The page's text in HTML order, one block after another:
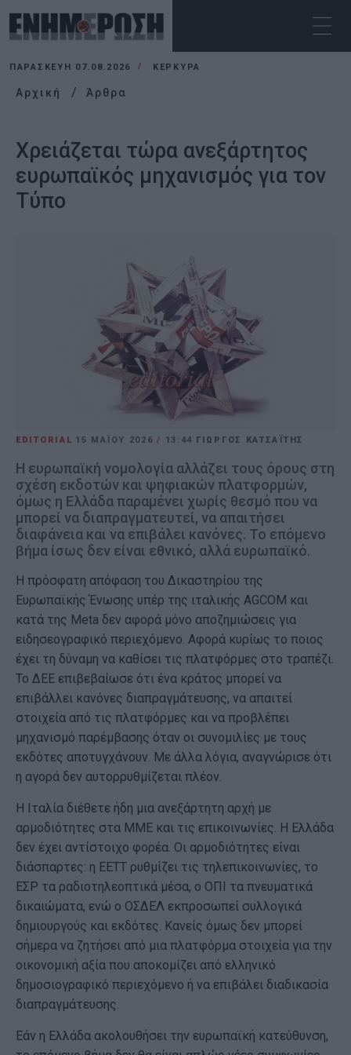
ΠΑΡΑΣΚΕΥΉ 07.08.2026 ΚΕΡΚΥΡΑ
Αρχική Άρθρα
Χρειάζεται τώρα ανεξάρτητος
ευρωπαϊκός μηχανισμός για τον
Τύπο
EDITORIAL 15 ΜΑΪ́ΟΥ 2026/ 13:44 ΓΙΩΡΓΟΣ ΚΑΤΣΑΪΤΗΣ
Η ευρωπαϊκή νομολογία αλλάζει τους όρους στη
σχέση εκδοτών και ψηφιακών πλατφορμών,
όμως η Ελλάδα παραμένει χωρίς θεσμό που να
μπορεί να διαπραγματευτεί, να απαιτήσει
διαφάνεια και να επιβάλει κανόνες. Το επόμενο
βήμα ίσως δεν είναι εθνικό, αλλά ευρωπαϊκό.
Η πρόσφατη απόφαση του Δικαστηρίου της
Ευρωπαϊκής Ένωσης υπέρ της ιταλικής AGCOM και
κατά της Meta δεν αφορά μόνο αποζημιώσεις για
ειδησεογραφικό περιεχόμενο. Αφορά κυρίως το ποιος
έχει τη δύναμη να καθίσει τις πλατφόρμες στο τραπέζι.
Το ΔΕΕ επιβεβαίωσε ότι ένα κράτος μπορεί να
επιβάλλει κανόνες διαπραγμάτευσης, να απαιτεί
στοιχεία από τις πλατφόρμες και να προβλέπει
μηχανισμό παρέμβασης όταν οι συνομιλίες με τους
εκδότες αποτυγχάνουν. Με άλλα λόγια, αναγνώρισε ότι
η αγορά δεν αυτορρυθμίζεται πλέον.
Η Ιταλία διέθετε ήδη μια ανεξάρτητη αρχή με
αρμοδιότητες στα ΜΜΕ και τις επικοινωνίες. Η Ελλάδα
δεν έχει αντίστοιχο φορέα. Οι αρμοδιότητες είναι
διάσπαρτες: η ΕΕΤΤ ρυθμίζει τις τηλεπικοινωνίες, το
ΕΣΡ τα ραδιοτηλεοπτικά μέσα, ο ΟΠΙ τα πνευματικά
δικαιώματα, ενώ ο ΟΣΔΕΛ εκπροσωπεί συλλογικά
δημιουργούς και εκδότες. Κανείς όμως δεν μπορεί
σήμερα να ζητήσει από μια πλατφόρμα στοιχεία για την
οικονομική αξία που αποκομίζει από ελληνικό
δημοσιογραφικό περιεχόμενο ή να επιβάλει διαδικασία
διαπραγμάτευσης.
Εάν η Ελλάδα ακολουθήσει την ευρωπαϊκή κατεύθυνση,